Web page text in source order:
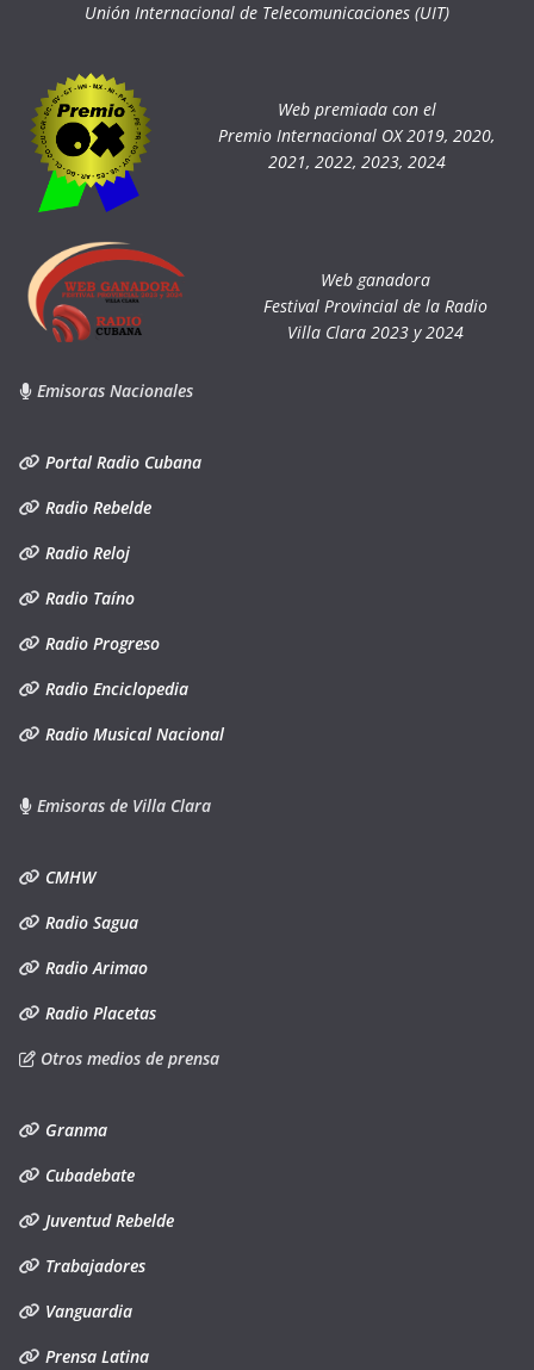
Unión Internacional de Telecomunicaciones (UIT)
Web premiada con el
Premio Internacional OX 2019, 2020,
2021, 2022, 2023, 2024
Web ganadora
Festival Provincial de la Radio
Villa Clara 2023 y 2024
Emisoras Nacionales
Portal Radio Cubana
Radio Rebelde
Radio Reloj
Radio Taíno
Radio Progreso
Radio Enciclopedia
Radio Musical Nacional
Emisoras de Villa Clara
CMHW
Radio Sagua
Radio Arimao
Radio Placetas
Otros medios de prensa
Granma
Cubadebate
Juventud Rebelde
Trabajadores
Vanguardia
Prensa Latina